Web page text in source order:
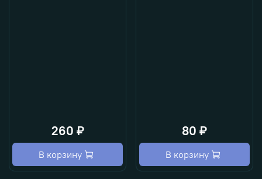
260 ₽
В корзину
80 ₽
В корзину